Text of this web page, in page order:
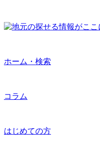
ホーム・検索
コラム
はじめての方